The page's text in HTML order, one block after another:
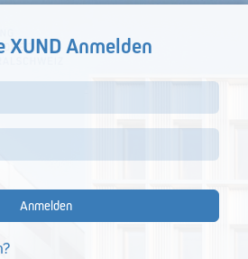
XUND Anmelden
Anmelden